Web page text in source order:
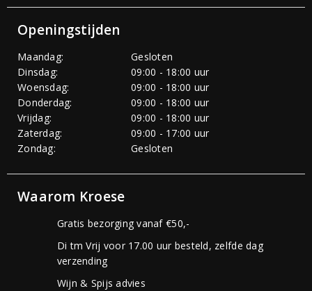
Openingstijden
Maandag:
Gesloten
Dinsdag:
09:00 - 18:00 uur
Woensdag:
09:00 - 18:00 uur
Donderdag:
09:00 - 18:00 uur
Vrijdag:
09:00 - 18:00 uur
Zaterdag:
09:00 - 17:00 uur
Zondag:
Gesloten
Waarom Kroese
Gratis bezorging vanaf €50,-
Di tm Vrij voor 17.00 uur besteld, zelfde dag
verzending
Wijn & Spijs advies